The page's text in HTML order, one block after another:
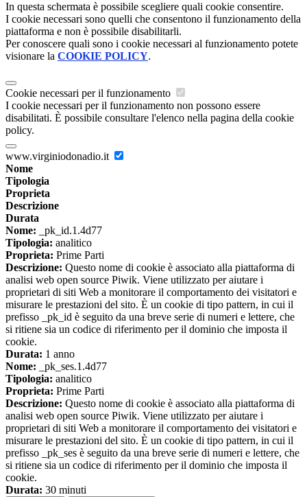
In questa schermata è possibile scegliere quali cookie consentire.
I cookie necessari sono quelli che consentono il funzionamento della
piattaforma e non è possibile disabilitarli.
Per conoscere quali sono i cookie necessari al funzionamento potete
visionare la COOKIE POLICY.
Cookie necessari per il funzionamento
I cookie necessari per il funzionamento non possono essere
disabilitati. È possibile consultare l'elenco nella pagina della cookie
policy.
www.virginiodonadio.it
Nome
Tipologia
Proprieta
Descrizione
Durata
Nome: _pk_id.1.4d77
Tipologia: analitico
Proprieta: Prime Parti
Descrizione: Questo nome di cookie è associato alla piattaforma di
analisi web open source Piwik. Viene utilizzato per aiutare i
proprietari di siti Web a monitorare il comportamento dei visitatori e
misurare le prestazioni del sito. È un cookie di tipo pattern, in cui il
prefisso _pk_id è seguito da una breve serie di numeri e lettere, che
si ritiene sia un codice di riferimento per il dominio che imposta il
cookie.
Durata: 1 anno
Nome: _pk_ses.1.4d77
Tipologia: analitico
Proprieta: Prime Parti
Descrizione: Questo nome di cookie è associato alla piattaforma di
analisi web open source Piwik. Viene utilizzato per aiutare i
proprietari di siti Web a monitorare il comportamento dei visitatori e
misurare le prestazioni del sito. È un cookie di tipo pattern, in cui il
prefisso _pk_ses è seguito da una breve serie di numeri e lettere, che
si ritiene sia un codice di riferimento per il dominio che imposta il
cookie.
Durata: 30 minuti